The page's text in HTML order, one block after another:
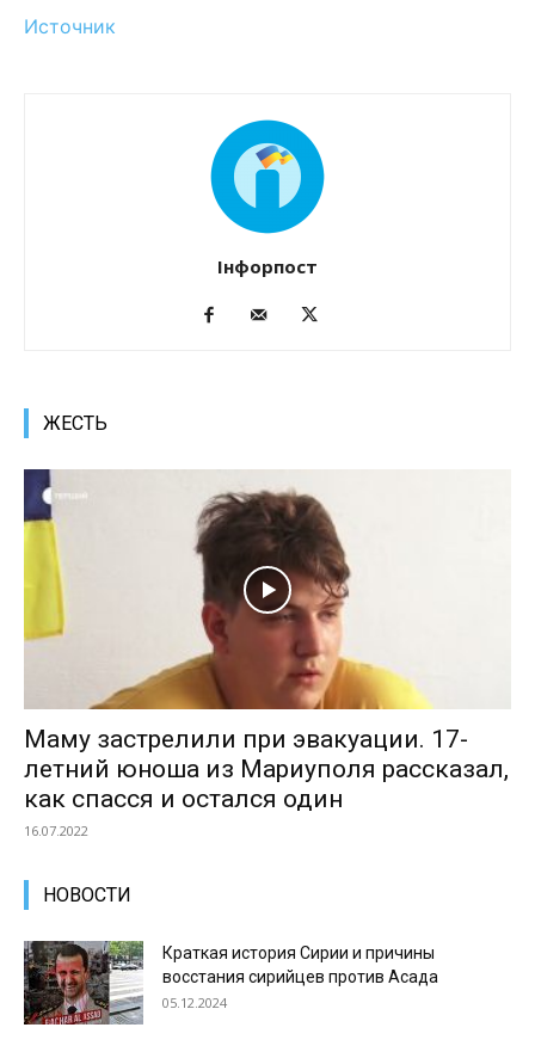
Источник
Інфорпост
ЖЕСТЬ
Маму застрелили при эвакуации. 17-
летний юноша из Мариуполя рассказал,
как спасся и остался один
16.07.2022
НОВОСТИ
Краткая история Сирии и причины
восстания сирийцев против Асада
05.12.2024